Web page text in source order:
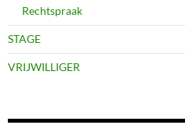
Rechtspraak
STAGE
VRIJWILLIGER